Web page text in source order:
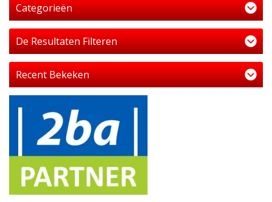
Categorieën
De Resultaten Filteren
Recent Bekeken